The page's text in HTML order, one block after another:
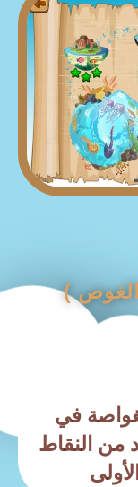
الغوص )
في
من النقاط